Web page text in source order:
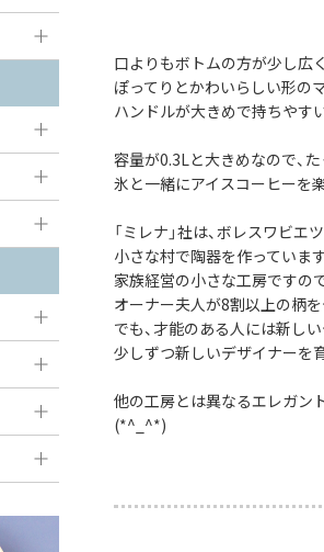
口よりもボトムの方が少し広
ぽってりとかわいらしい形の
ハンドルが大きめで持ちやす
容量が0.3Lと大きめなので、
氷と一緒にアイスコーヒーを
「ミレナ」社は、ボレスワビエ
小さな村で陶器を作っています
家族経営の小さな工房ですので
オーナー夫人が8割以上の柄
でも、才能のある人には新し
少しずつ新しいデザイナーを
他の工房とは異なるエレガン
(*^_^*)